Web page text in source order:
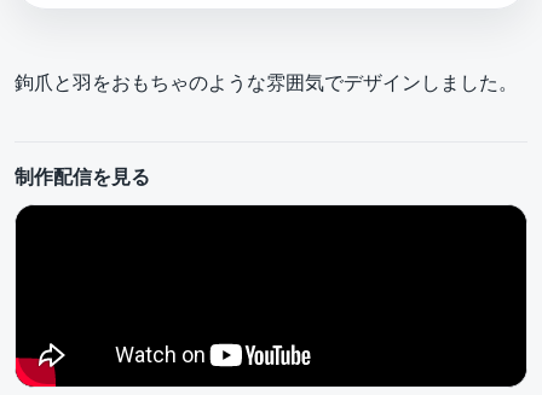
鉤爪と羽をおもちゃのような雰囲気でデザインしました。
制作配信を見る